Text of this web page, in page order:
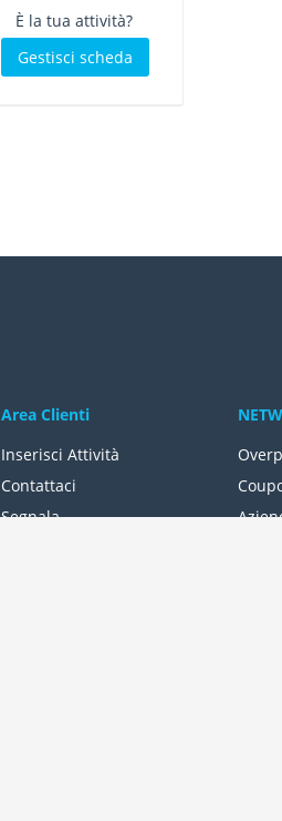
È la tua attività?
Gestisci scheda
Area Clienti
Inserisci Attività
Contattaci
Segnala